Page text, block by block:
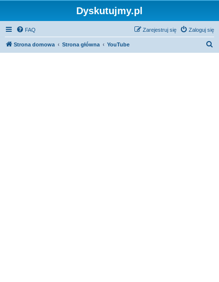
Dyskutujmy.pl
FAQ Zaloguj się
Zarejestruj się
Strona domowa Strona główna YouTube